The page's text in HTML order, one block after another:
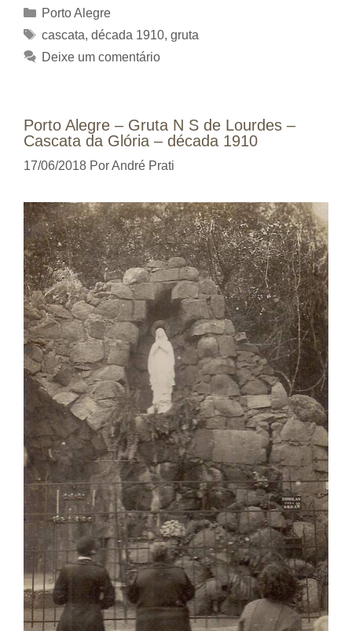
Categorias
Porto Alegre
Tags
cascata, década 1910, gruta
Deixe um comentário
Porto Alegre – Gruta N S de Lourdes –
Cascata da Glória – década 1910
17/06/2018 PorAndré Prati